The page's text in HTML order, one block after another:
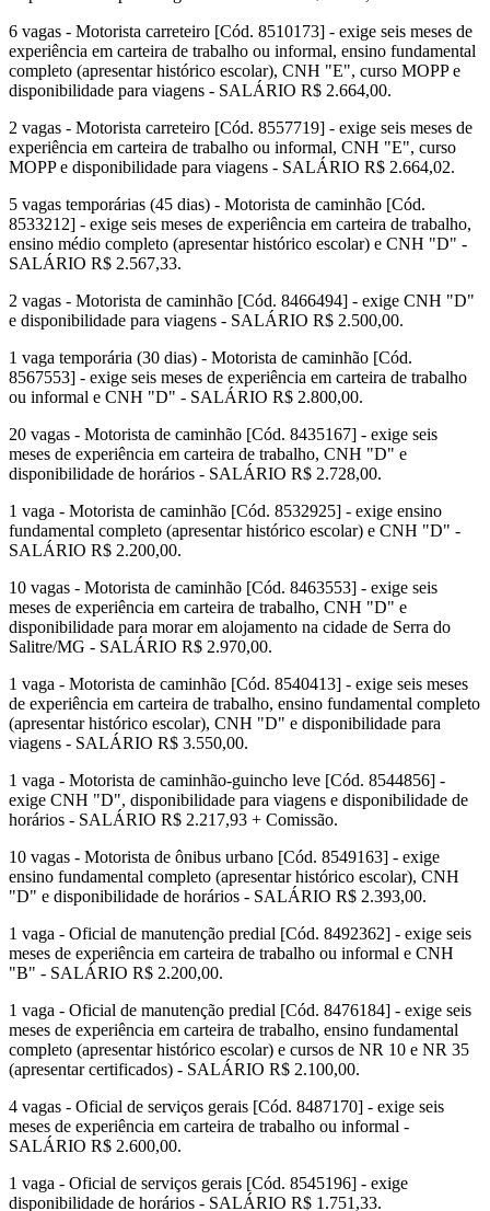
6 vagas - Motorista carreteiro [Cód. 8510173] - exige seis meses de
experiência em carteira de trabalho ou informal, ensino fundamental
completo (apresentar histórico escolar), CNH "E", curso MOPP e
disponibilidade para viagens - SALÁRIO R$ 2.664,00.
2 vagas - Motorista carreteiro [Cód. 8557719] - exige seis meses de
experiência em carteira de trabalho ou informal, CNH "E", curso
MOPP e disponibilidade para viagens - SALÁRIO R$ 2.664,02.
5 vagas temporárias (45 dias) - Motorista de caminhão [Cód.
8533212] - exige seis meses de experiência em carteira de trabalho,
ensino médio completo (apresentar histórico escolar) e CNH "D" -
SALÁRIO R$ 2.567,33.
2 vagas - Motorista de caminhão [Cód. 8466494] - exige CNH "D"
e disponibilidade para viagens - SALÁRIO R$ 2.500,00.
1 vaga temporária (30 dias) - Motorista de caminhão [Cód.
8567553] - exige seis meses de experiência em carteira de trabalho
ou informal e CNH "D" - SALÁRIO R$ 2.800,00.
20 vagas - Motorista de caminhão [Cód. 8435167] - exige seis
meses de experiência em carteira de trabalho, CNH "D" e
disponibilidade de horários - SALÁRIO R$ 2.728,00.
1 vaga - Motorista de caminhão [Cód. 8532925] - exige ensino
fundamental completo (apresentar histórico escolar) e CNH "D" -
SALÁRIO R$ 2.200,00.
10 vagas - Motorista de caminhão [Cód. 8463553] - exige seis
meses de experiência em carteira de trabalho, CNH "D" e
disponibilidade para morar em alojamento na cidade de Serra do
Salitre/MG - SALÁRIO R$ 2.970,00.
1 vaga - Motorista de caminhão [Cód. 8540413] - exige seis meses
de experiência em carteira de trabalho, ensino fundamental completo
(apresentar histórico escolar), CNH "D" e disponibilidade para
viagens - SALÁRIO R$ 3.550,00.
1 vaga - Motorista de caminhão-guincho leve [Cód. 8544856] -
exige CNH "D", disponibilidade para viagens e disponibilidade de
horários - SALÁRIO R$ 2.217,93 + Comissão.
10 vagas - Motorista de ônibus urbano [Cód. 8549163] - exige
ensino fundamental completo (apresentar histórico escolar), CNH
"D" e disponibilidade de horários - SALÁRIO R$ 2.393,00.
1 vaga - Oficial de manutenção predial [Cód. 8492362] - exige seis
meses de experiência em carteira de trabalho ou informal e CNH
"B" - SALÁRIO R$ 2.200,00.
1 vaga - Oficial de manutenção predial [Cód. 8476184] - exige seis
meses de experiência em carteira de trabalho, ensino fundamental
completo (apresentar histórico escolar) e cursos de NR 10 e NR 35
(apresentar certificados) - SALÁRIO R$ 2.100,00.
4 vagas - Oficial de serviços gerais [Cód. 8487170] - exige seis
meses de experiência em carteira de trabalho ou informal -
SALÁRIO R$ 2.600,00.
1 vaga - Oficial de serviços gerais [Cód. 8545196] - exige
disponibilidade de horários - SALÁRIO R$ 1.751,33.